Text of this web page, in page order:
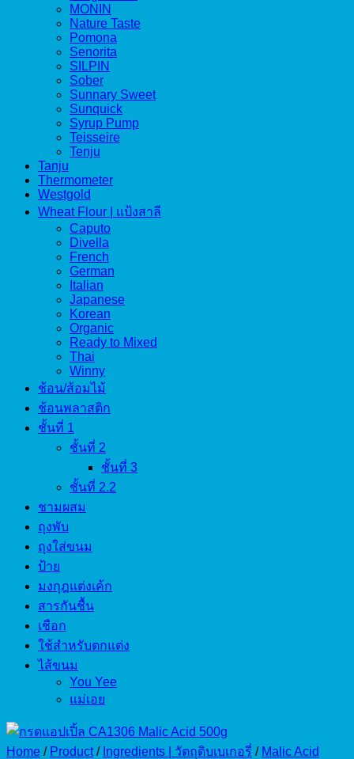
MONIN
Nature Taste
Pomona
Senorita
SILPIN
Sober
Sunnary Sweet
Sunquick
Syrup Pump
Teisseire
Tenju
Tanju
Thermometer
Westgold
Wheat Flour | แป้งสาลี
Caputo
Divella
French
German
Italian
Japanese
Korean
Organic
Ready to Mixed
Thai
Winny
ช้อน/ส้อมไม้
ช้อนพลาสติก
ชั้นที่ 1
ชั้นที่ 2
ชั้นที่ 3
ชั้นที่ 2.2
ชามผสม
ถุงพับ
ถุงใส่ขนม
ป้าย
มงกุฎแต่งเค้ก
สารกันชื้น
เชือก
ใช้สำหรับตกแต่ง
ไส้ขนม
You Yee
แม่เอย
Home / Product / Ingredients | วัตถุดิบเบเกอรี่ / Malic Acid